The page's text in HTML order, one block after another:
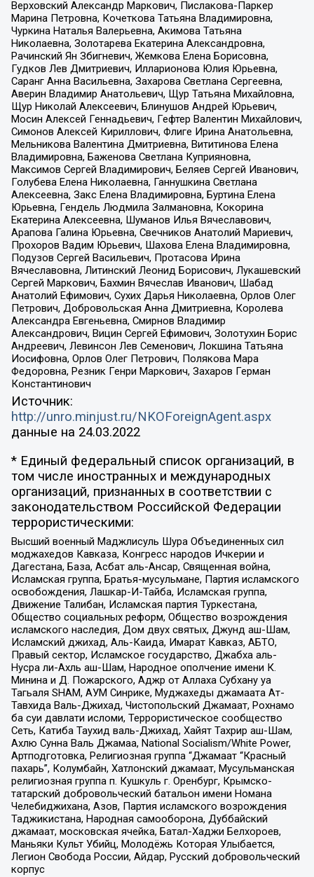
Верховский Александр Маркович, Пислакова-Паркер
Марина Петровна, Кочеткова Татьяна Владимировна,
Чуркина Наталья Валерьевна, Акимова Татьяна
Николаевна, Золотарева Екатерина Александровна,
Рачинский Ян Збигневич, Жемкова Елена Борисовна,
Гудков Лев Дмитриевич, Илларионова Юлия Юрьевна,
Саранг Анна Васильевна, Захарова Светлана Сергеевна,
Аверин Владимир Анатольевич, Щур Татьяна Михайловна,
Щур Николай Алексеевич, Блинушов Андрей Юрьевич,
Мосин Алексей Геннадьевич, Гефтер Валентин Михайлович,
Симонов Алексей Кириллович, Флиге Ирина Анатольевна,
Мельникова Валентина Дмитриевна, Вититинова Елена
Владимировна, Баженова Светлана Куприяновна,
Максимов Сергей Владимирович, Беляев Сергей Иванович,
Голубева Елена Николаевна, Ганнушкина Светлана
Алексеевна, Закс Елена Владимировна, Буртина Елена
Юрьевна, Гендель Людмила Залмановна, Кокорина
Екатерина Алексеевна, Шуманов Илья Вячеславович,
Арапова Галина Юрьевна, Свечников Анатолий Мариевич,
Прохоров Вадим Юрьевич, Шахова Елена Владимировна,
Подузов Сергей Васильевич, Протасова Ирина
Вячеславовна, Литинский Леонид Борисович, Лукашевский
Сергей Маркович, Бахмин Вячеслав Иванович, Шабад
Анатолий Ефимович, Сухих Дарья Николаевна, Орлов Олег
Петрович, Добровольская Анна Дмитриевна, Королева
Александра Евгеньевна, Смирнов Владимир
Александрович, Вицин Сергей Ефимович, Золотухин Борис
Андреевич, Левинсон Лев Семенович, Локшина Татьяна
Иосифовна, Орлов Олег Петрович, Полякова Мара
Федоровна, Резник Генри Маркович, Захаров Герман
Константинович
Источник:
http://unro.minjust.ru/NKOForeignAgent.aspx
данные на 24.03.2022
* Единый федеральный список организаций, в
том числе иностранных и международных
организаций, признанных в соответствии с
законодательством Российской Федерации
террористическими:
Высший военный Маджлисуль Шура Объединенных сил
моджахедов Кавказа, Конгресс народов Ичкерии и
Дагестана, База, Асбат аль-Ансар, Священная война,
Исламская группа, Братья-мусульмане, Партия исламского
освобождения, Лашкар-И-Тайба, Исламская группа,
Движение Талибан, Исламская партия Туркестана,
Общество социальных реформ, Общество возрождения
исламского наследия, Дом двух святых, Джунд аш-Шам,
Исламский джихад, Аль-Каида, Имарат Кавказ, АБТО,
Правый сектор, Исламское государство, Джабха аль-
Нусра ли-Ахль аш-Шам, Народное ополчение имени К.
Минина и Д. Пожарского, Аджр от Аллаха Субхану уа
Тагьаля SHAM, АУМ Синрике, Муджахеды джамаата Ат-
Тавхида Валь-Джихад, Чистопольский Джамаат, Рохнамо
ба суи давлати исломи, Террористическое сообщество
Сеть, Катиба Таухид валь-Джихад, Хайят Тахрир аш-Шам,
Ахлю Сунна Валь Джамаа, National Socialism/White Power,
Артподготовка, Религиозная группа “Джамаат “Красный
пахарь”, Колумбайн, Хатлонский джамаат, Мусульманская
религиозная группа п. Кушкуль г. Оренбург, Крымско-
татарский добровольческий батальон имени Номана
Челебиджихана, Азов, Партия исламского возрождения
Таджикистана, Народная самооборона, Дуббайский
джамаат, московская ячейка, Батал-Хаджи Белхороев,
Маньяки Культ Убийц, Молодёжь Которая Улыбается,
Легион Свобода России, Айдар, Русский добровольческий
корпус